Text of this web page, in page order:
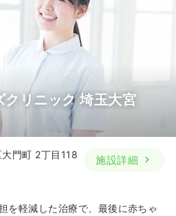
クリニック 埼玉大宮
門町 2丁目118
施設詳細
を軽減した治療で、最後に赤ちゃ